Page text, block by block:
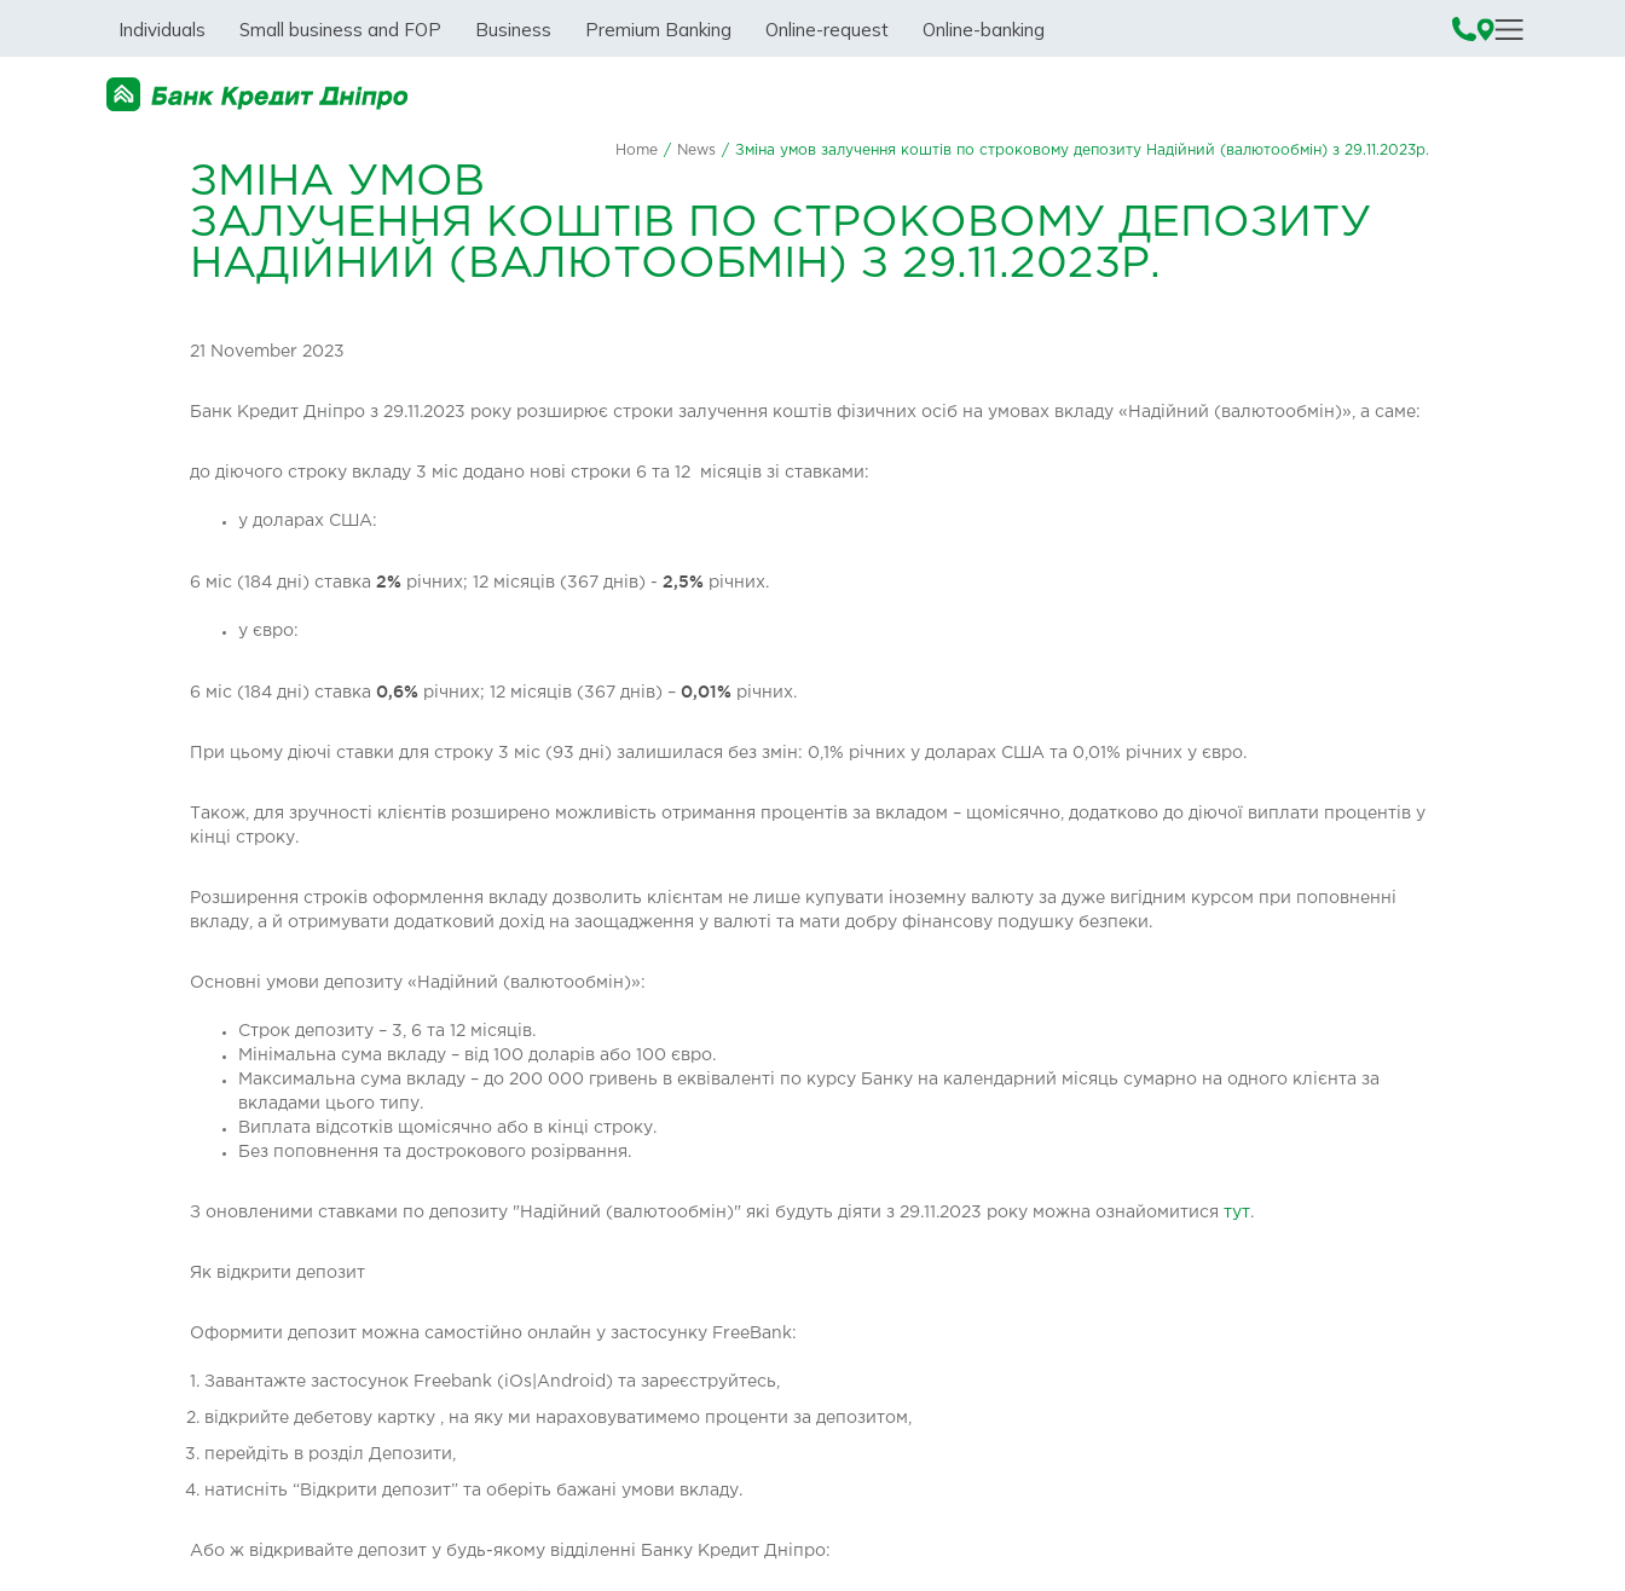
Individuals Small business and FOP Business Premium Banking Online-request Online-banking
Home / News / Зміна умов залучення коштів по строковому депозиту Надійний (валютообмін) з 29.11.2023р.
ЗМІНА УМОВ
ЗАЛУЧЕННЯ КОШТІВ ПО СТРОКОВОМУ ДЕПОЗИТУ
НАДІЙНИЙ (ВАЛЮТООБМІН) З 29.11.2023Р.
21 November 2023
Банк Кредит Дніпро з 29.11.2023 року розширює строки залучення коштів фізичних осіб на умовах вкладу «Надійний (валютообмін)», а саме:
до діючого строку вкладу 3 міс додано нові строки 6 та 12 місяців зі ставками:
у доларах США:
6 міс (184 дні) ставка 2% річних; 12 місяців (367 днів) - 2,5% річних.
у євро:
6 міс (184 дні) ставка 0,6% річних; 12 місяців (367 днів) – 0,01% річних.
При цьому діючі ставки для строку 3 міс (93 дні) залишилася без змін: 0,1% річних у доларах США та 0,01% річних у євро.
Також, для зручності клієнтів розширено можливість отримання процентів за вкладом – щомісячно, додатково до діючої виплати процентів у
кінці строку.
Розширення строків оформлення вкладу дозволить клієнтам не лише купувати іноземну валюту за дуже вигідним курсом при поповненні
вкладу, а й отримувати додатковий дохід на заощадження у валюті та мати добру фінансову подушку безпеки.
Основні умови депозиту «Надійний (валютообмін)»:
Строк депозиту – 3, 6 та 12 місяців.
Мінімальна сума вкладу – від 100 доларів або 100 євро.
Максимальна сума вкладу – до 200 000 гривень в еквіваленті по курсу Банку на календарний місяць сумарно на одного клієнта за
вкладами цього типу.
Виплата відсотків щомісячно або в кінці строку.
Без поповнення та дострокового розірвання.
З оновленими ставками по депозиту "Надійний (валютообмін)" які будуть діяти з 29.11.2023 року можна ознайомитися тут.
Як відкрити депозит
Оформити депозит можна самостійно онлайн у застосунку FreeBank:
Завантажте застосунок Freebank (iOs|Android) та зареєструйтесь,
відкрийте дебетову картку , на яку ми нараховуватимемо проценти за депозитом,
перейдіть в розділ Депозити,
натисніть “Відкрити депозит” та оберіть бажані умови вкладу.
Або ж відкривайте депозит у будь-якому відділенні Банку Кредит Дніпро: